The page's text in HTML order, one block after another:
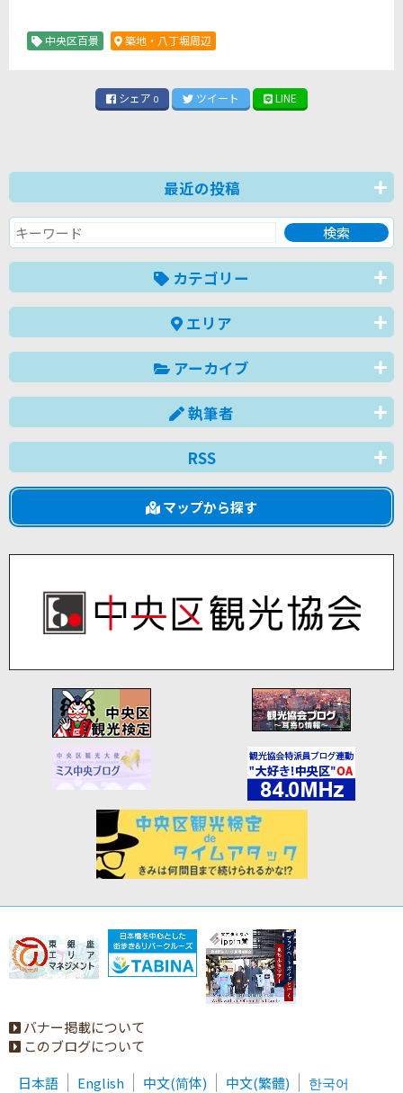
中央区百景 築地・八丁堀周辺
シェア 0 ツイート LINE
最近の投稿
カテゴリー
エリア
アーカイブ
執筆者
RSS
マップから探す
バナー掲載について
このブログについて
日本語
English 中文(简体) 中文(繁體) 한국어